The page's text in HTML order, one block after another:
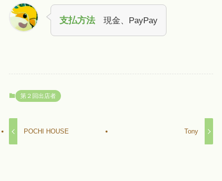
支払方法現金、PayPay
第２回出店者
POCHI HOUSE Tony